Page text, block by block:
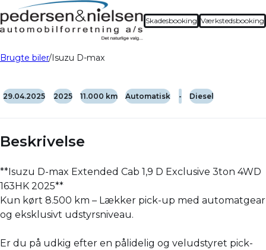
Skadesbooking Værkstedsbooking
Brugte biler Isuzu D-max
29.04.2025 2025 11.000 km Automatisk - Diesel
Beskrivelse
**Isuzu D-max Extended Cab 1,9 D Exclusive 3ton 4WD
163HK 2025**
Kun kørt 8.500 km – Lækker pick-up med automatgear
og eksklusivt udstyrsniveau.
Er du på udkig efter en pålidelig og veludstyret pick-